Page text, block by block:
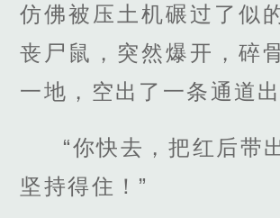
仿佛被压土机碾过了似
丧尸鼠，突然爆开，碎
一地，空出了一条通道出
“你快去，把红后带
坚持得住！”